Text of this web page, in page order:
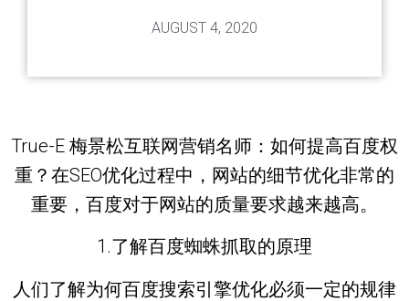
AUGUST 4, 2020
True-E 梅景松互联网营销名师：如何提高百度权
重？在SEO优化过程中，网站的细节优化非常的
重要，百度对于网站的质量要求越来越高。
1.了解百度蜘蛛抓取的原理
人们了解为何百度搜索引擎优化必须一定的规律